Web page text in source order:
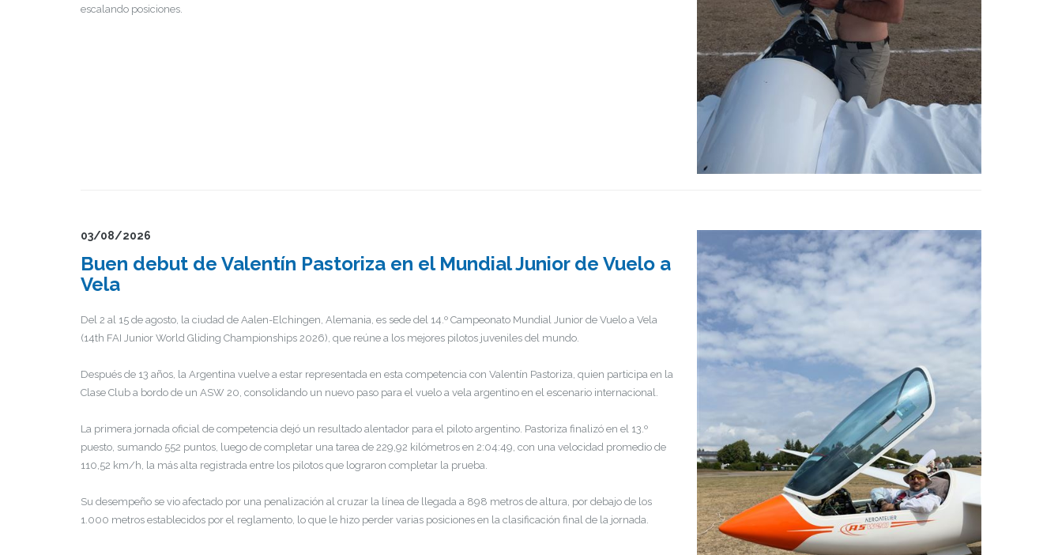
escalando posiciones.
03/08/2026
Buen debut de Valentín Pastoriza en el Mundial Junior de Vuelo a
Vela
Del 2 al 15 de agosto, la ciudad de Aalen-Elchingen, Alemania, es sede del 14.º Campeonato Mundial Junior de Vuelo a Vela
(14th FAI Junior World Gliding Championships 2026), que reúne a los mejores pilotos juveniles del mundo.
Después de 13 años, la Argentina vuelve a estar representada en esta competencia con Valentín Pastoriza, quien participa en la
Clase Club a bordo de un ASW 20, consolidando un nuevo paso para el vuelo a vela argentino en el escenario internacional.
La primera jornada oficial de competencia dejó un resultado alentador para el piloto argentino. Pastoriza finalizó en el 13.º
puesto, sumando 552 puntos, luego de completar una tarea de 229,92 kilómetros en 2:04:49, con una velocidad promedio de
110,52 km/h, la más alta registrada entre los pilotos que lograron completar la prueba.
Su desempeño se vio afectado por una penalización al cruzar la línea de llegada a 898 metros de altura, por debajo de los
1.000 metros establecidos por el reglamento, lo que le hizo perder varias posiciones en la clasificación final de la jornada.